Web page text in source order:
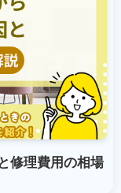
修理費用の相場